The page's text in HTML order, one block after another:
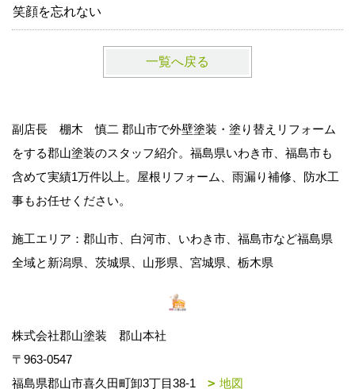
笑顔を忘れない
一覧へ戻る
副店長 棚木 慎二 郡山市で外壁塗装・塗り替えリフォーム
をする郡山塗装のスタッフ紹介。福島県いわき市、福島市も
含めて実績1万件以上。屋根リフォーム、雨漏り補修、防水工
事もお任せください。
施工エリア：郡山市、白河市、いわき市、福島市など福島県
全域と新潟県、茨城県、山形県、宮城県、栃木県
株式会社郡山塗装 郡山本社
〒963-0547
福島県郡山市喜久田町卸3丁目38-1
地図